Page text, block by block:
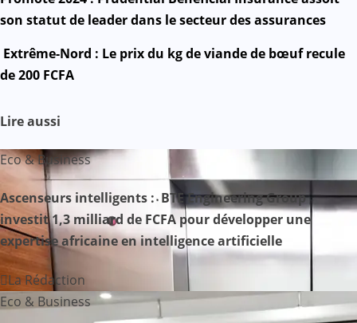
v
a
t
i
o
n
son statut de leader dans le secteur des assurances
Extrême-Nord : Le prix du kg de viande de bœuf recule
de 200 FCFA
Lire aussi
Eco & Business
Ascenseurs intelligents : BTE Engineering Group
investit 1,3 milliard de FCFA pour développer une
expertise africaine en intelligence artificielle
La Rédaction
Eco & Business